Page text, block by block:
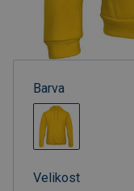
Barva
Velikost